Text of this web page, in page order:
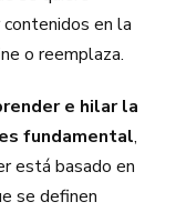
en la
o reemplaza.
e hilar la
fundamental,
está basado en
se definen